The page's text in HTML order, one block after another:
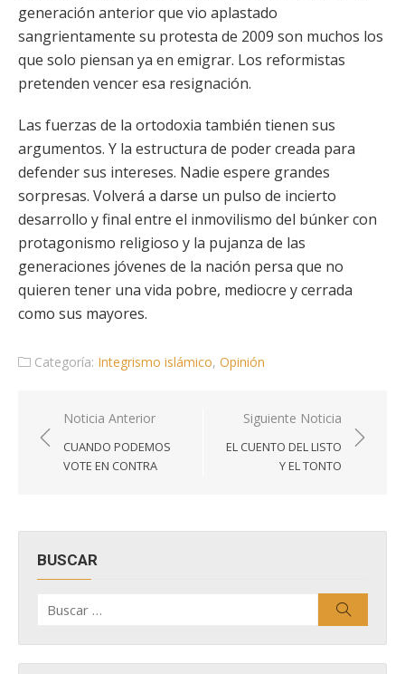
generación anterior que vio aplastado
sangrientamente su protesta de 2009 son muchos los
que solo piensan ya en emigrar. Los reformistas
pretenden vencer esa resignación.
Las fuerzas de la ortodoxia también tienen sus
argumentos. Y la estructura de poder creada para
defender sus intereses. Nadie espere grandes
sorpresas. Volverá a darse un pulso de incierto
desarrollo y final entre el inmovilismo del búnker con
protagonismo religioso y la pujanza de las
generaciones jóvenes de la nación persa que no
quieren tener una vida pobre, mediocre y cerrada
como sus mayores.
Categoría: Integrismo islámico, Opinión
Navegación
de
entradas
Noticia Anterior
CUANDO PODEMOS
VOTE EN CONTRA
Siguiente Noticia
EL CUENTO DEL LISTO
Y EL TONTO
BUSCAR
por: